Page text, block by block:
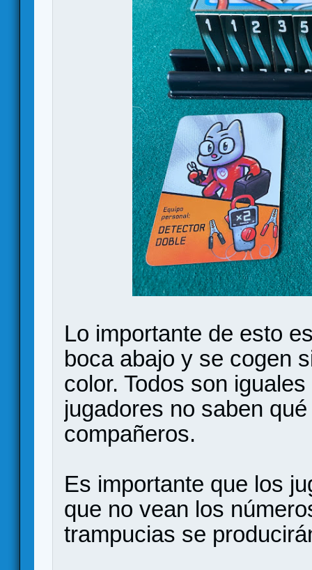
Lo importante de esto
boca abajo y se cogen
color. Todos son
jugadores no saben
compañeros.
Es importante que los
que no vean los
trampucias se